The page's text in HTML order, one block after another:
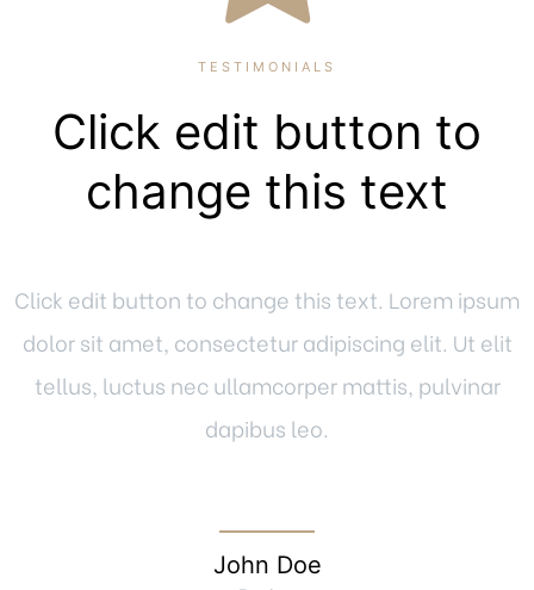
TESTIMONIALS
Click edit button to
change this text
Click edit button to change this text. Lorem ipsum
dolor sit amet, consectetur adipiscing elit. Ut elit
tellus, luctus nec ullamcorper mattis, pulvinar
dapibus leo.
John Doe